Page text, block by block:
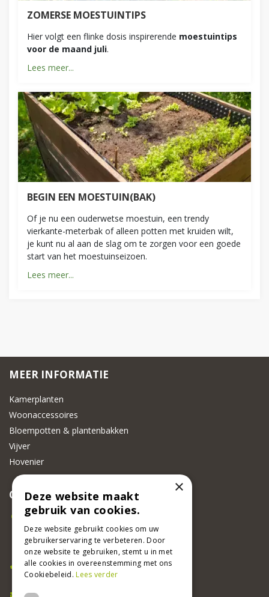
ZOMERSE MOESTUINTIPS
Hier volgt een flinke dosis inspirerende moestuintips
voor de maand juli.
Lees meer...
BEGIN EEN MOESTUIN(BAK)
Of je nu een ouderwetse moestuin, een trendy
vierkante-meterbak of alleen potten met kruiden wilt,
je kunt nu al aan de slag om te zorgen voor een goede
start van het moestuinseizoen.
Lees meer...
MEER INFORMATIE
Kamerplanten
Woonaccessoires
Bloempotten & plantenbakken
Vijver
Hovenier
CONTACT
Beeker Tuincentrum
Adsteeg 31
6191 PW Beek
Bel ons
046 437 2881
E-mail
×
Deze website maakt
gebruik van cookies.
Deze website gebruikt cookies om uw
gebruikerservaring te verbeteren. Door
onze website te gebruiken, stemt u in met
alle cookies in overeenstemming met ons
Cookiebeleid.Lees verder